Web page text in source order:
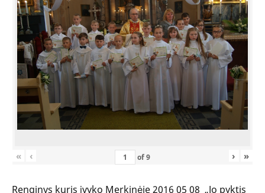
« ‹ of9 › »
Renginys kuris įvyko Merkinėje 2016 05 08 „Jo pyktis